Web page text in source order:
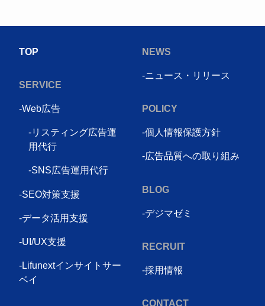
TOP
SERVICE
-Web広告
-リスティング広告運
用代行
-SNS広告運用代行
-SEO対策支援
-データ活用支援
-UI/UX支援
-Lifunextインサイトサー
ベイ
NEWS
-ニュース・リリース
POLICY
-個人情報保護方針
-広告品質への取り組み
BLOG
-デジマゼミ
RECRUIT
-採用情報
CONTACT